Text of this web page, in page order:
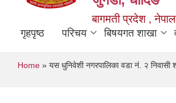
बागमती प्रदेश , नेपाल
गृहपृष्ठ परिचय बिषयगत शाखा
You are here
Home» यस धुनिवेशी नगरपालिका वडा नं. २ निवासी